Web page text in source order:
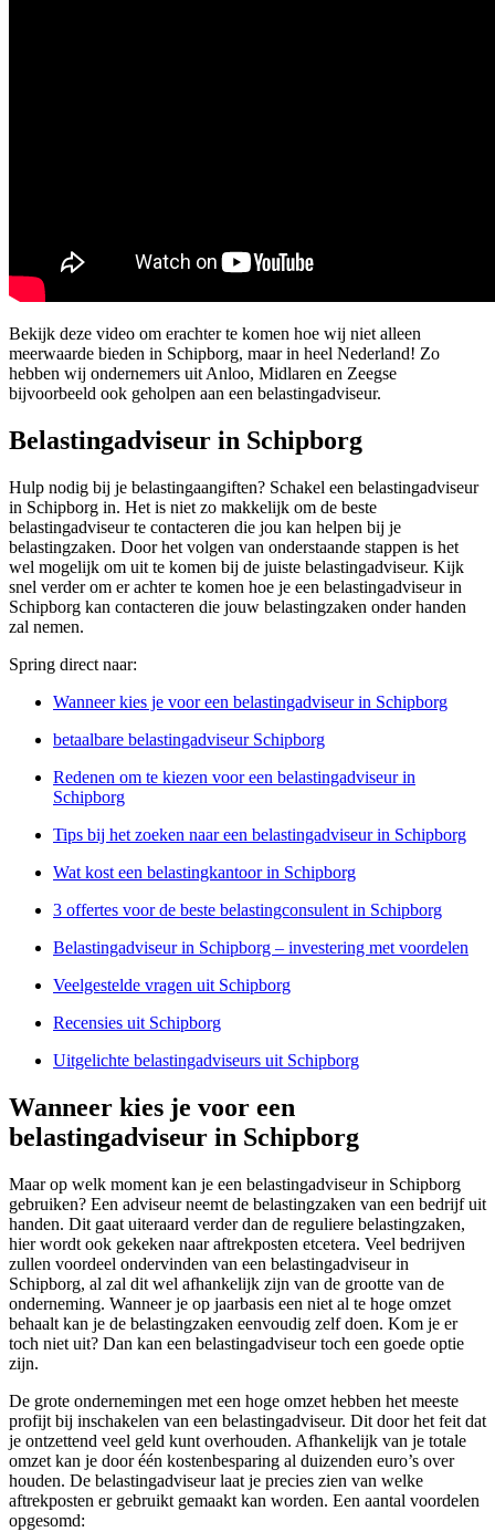
Bekijk deze video om erachter te komen hoe wij niet alleen
meerwaarde bieden in Schipborg, maar in heel Nederland! Zo
hebben wij ondernemers uit Anloo, Midlaren en Zeegse
bijvoorbeeld ook geholpen aan een belastingadviseur.
Belastingadviseur in Schipborg
Hulp nodig bij je belastingaangiften? Schakel een belastingadviseur
in Schipborg in. Het is niet zo makkelijk om de beste
belastingadviseur te contacteren die jou kan helpen bij je
belastingzaken. Door het volgen van onderstaande stappen is het
wel mogelijk om uit te komen bij de juiste belastingadviseur. Kijk
snel verder om er achter te komen hoe je een belastingadviseur in
Schipborg kan contacteren die jouw belastingzaken onder handen
zal nemen.
Spring direct naar:
Wanneer kies je voor een belastingadviseur in Schipborg
betaalbare belastingadviseur Schipborg
Redenen om te kiezen voor een belastingadviseur in
Schipborg
Tips bij het zoeken naar een belastingadviseur in Schipborg
Wat kost een belastingkantoor in Schipborg
3 offertes voor de beste belastingconsulent in Schipborg
Belastingadviseur in Schipborg – investering met voordelen
Veelgestelde vragen uit Schipborg
Recensies uit Schipborg
Uitgelichte belastingadviseurs uit Schipborg
Wanneer kies je voor een
belastingadviseur in Schipborg
Maar op welk moment kan je een belastingadviseur in Schipborg
gebruiken? Een adviseur neemt de belastingzaken van een bedrijf uit
handen. Dit gaat uiteraard verder dan de reguliere belastingzaken,
hier wordt ook gekeken naar aftrekposten etcetera. Veel bedrijven
zullen voordeel ondervinden van een belastingadviseur in
Schipborg, al zal dit wel afhankelijk zijn van de grootte van de
onderneming. Wanneer je op jaarbasis een niet al te hoge omzet
behaalt kan je de belastingzaken eenvoudig zelf doen. Kom je er
toch niet uit? Dan kan een belastingadviseur toch een goede optie
zijn.
De grote ondernemingen met een hoge omzet hebben het meeste
profijt bij inschakelen van een belastingadviseur. Dit door het feit dat
je ontzettend veel geld kunt overhouden. Afhankelijk van je totale
omzet kan je door één kostenbesparing al duizenden euro’s over
houden. De belastingadviseur laat je precies zien van welke
aftrekposten er gebruikt gemaakt kan worden. Een aantal voordelen
opgesomd: